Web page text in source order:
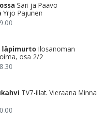
Sari ja Paavo
Yrjö Pajunen
läpimurto Ilosanoman
osa 2/2
TV7-illat. Vieraana Minna